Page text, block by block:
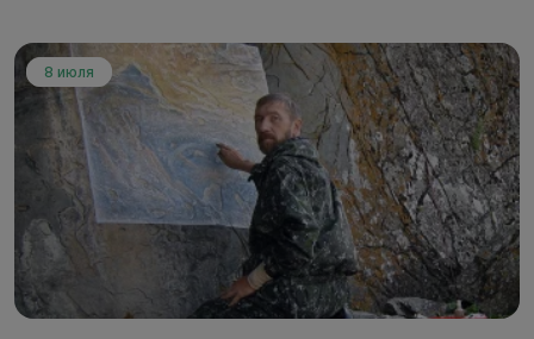
8 июля